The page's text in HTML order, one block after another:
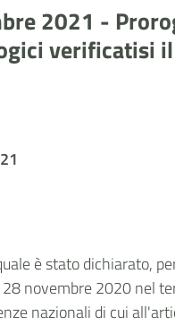
2021 -
è stato dichiarato,
novembre 2020 nel
nazionali di cui